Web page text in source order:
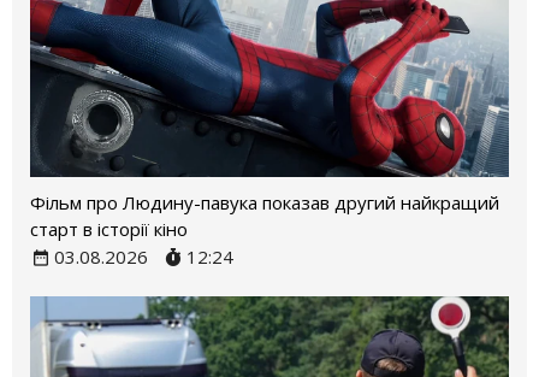
Фільм про Людину-павука показав другий найкращий
старт в історії кіно
03.08.2026
12:24